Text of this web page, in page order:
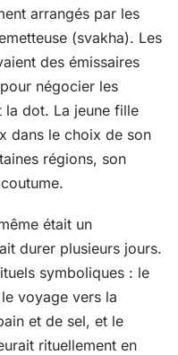
arrangés par les
(svakha). Les
des émissaires
négocier les
la dot. La jeune fille
dans le choix de son
régions, son
était un
durer plusieurs jours.
symboliques : le
voyage vers la
et de sel, et le
rituellement en